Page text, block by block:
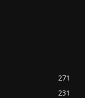
271
231